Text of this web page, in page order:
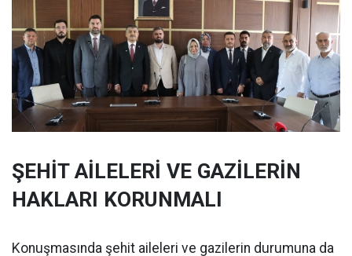
ŞEHİT AİLELERİ VE GAZİLERİN
HAKLARI KORUNMALI
Konuşmasında şehit aileleri ve gazilerin durumuna da